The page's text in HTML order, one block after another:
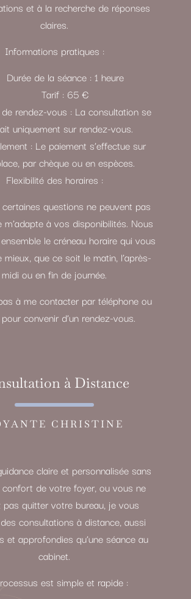
et à la recherche de réponses
claires.
Informations pratiques :
Durée de la séance : 1 heure
Tarif : 65 €
de rendez-vous : La consultation se
uniquement sur rendez-vous.
: Le paiement s’effectue sur
par chèque ou en espèces.
Flexibilité des horaires :
questions ne peuvent pas
m’adapte à vos disponibilités. Nous
le créneau horaire qui vous
mieux, que ce soit le matin, l’après-
midi ou en fin de journée.
à me contacter par téléphone ou
convenir d’un rendez-vous.
à Distance
CHRISTINE
claire et personnalisée sans
de votre foyer, ou vous ne
pas quitter votre bureau, je vous
consultations à distance, aussi
et approfondies qu’une séance au
cabinet.
est simple et rapide :